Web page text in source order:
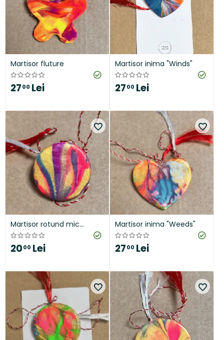
Martisor fluture
2700 Lei
Martisor inima "Winds"
2700 Lei
Martisor rotund mic
"Colour Bursts"
2000 Lei
Martisor inima "Weeds"
2700 Lei